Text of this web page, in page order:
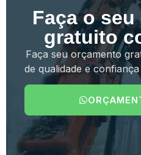
Faça o
gratuito
Faça seu orçamento
de qualidade e